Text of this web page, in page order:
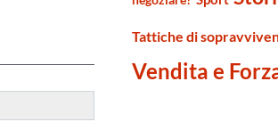
Tattiche di
Vendita e